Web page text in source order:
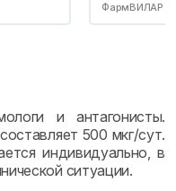
ФармВИЛАР
и антагонисты.
500 мкг/сут.
индивидуально, в
ситуации.